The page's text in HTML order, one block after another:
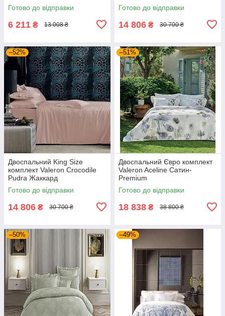
Готово до відправки
6 211 ₴ 13 008 ₴
Готово до відправки
14 806 ₴ 30 700 ₴
–52%
Двоспальний King Size
комплект Valeron Crocodile
Pudra Жаккард
Готово до відправки
14 806 ₴ 30 700 ₴
–51%
Двоспальний Євро комплект
Valeron Aceline Сатин-
Premium
Готово до відправки
18 838 ₴ 38 800 ₴
–50% –49%